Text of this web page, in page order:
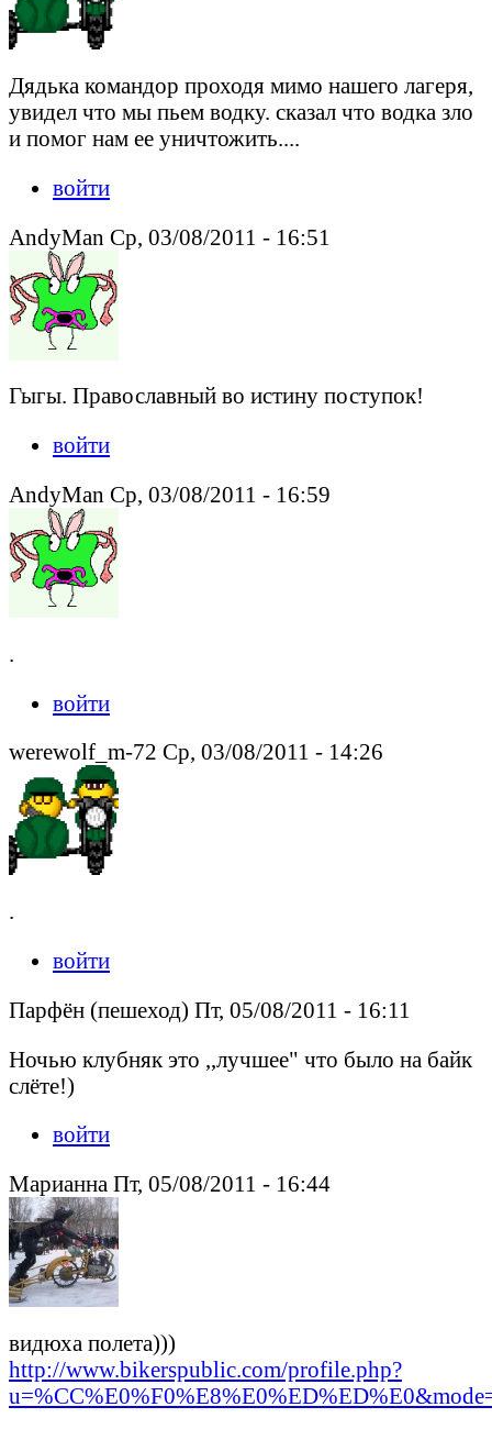
Дядька командор проходя мимо нашего лагеря,
увидел что мы пьем водку. сказал что водка зло
и помог нам ее уничтожить....
войти
AndyMan Ср, 03/08/2011 - 16:51
Гыгы. Православный во истину поступок!
войти
AndyMan Ср, 03/08/2011 - 16:59
.
войти
werewolf_m-72 Ср, 03/08/2011 - 14:26
.
войти
Парфён (пешеход) Пт, 05/08/2011 - 16:11
Ночью клубняк это ,,лучшее" что было на байк
слёте!)
войти
Марианна Пт, 05/08/2011 - 16:44
видюха полета)))
http://www.bikerspublic.com/profile.php?